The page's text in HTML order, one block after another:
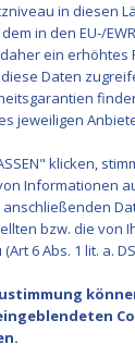
in diesen
in den EU-/
ein erhöhtes
Daten
jeweiligen
klicken,
Informationen
anschließenden
bzw. die von
6 Abs. 1 lit. a.